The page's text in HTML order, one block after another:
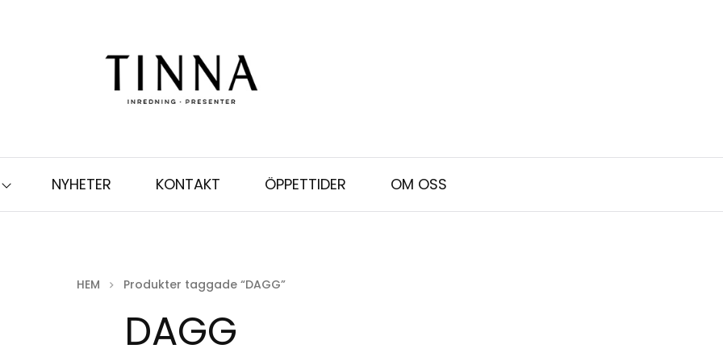
NYHETER KONTAKT ÖPPETTIDER OM OSS
HEM Produkter taggade “DAGG”
DAGG